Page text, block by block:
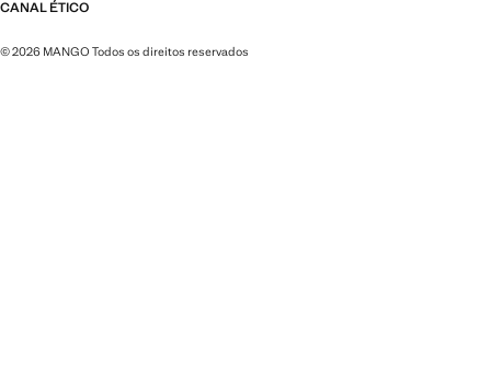
CANAL ÉTICO
© 2026 MANGO Todos os direitos reservados